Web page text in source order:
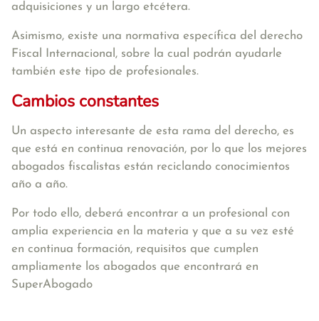
adquisiciones y un largo etcétera.
Asimismo, existe una normativa específica del derecho
Fiscal Internacional, sobre la cual podrán ayudarle
también este tipo de profesionales.
Cambios constantes
Un aspecto interesante de esta rama del derecho, es
que está en continua renovación, por lo que los mejores
abogados fiscalistas están reciclando conocimientos
año a año.
Por todo ello, deberá encontrar a un profesional con
amplia experiencia en la materia y que a su vez esté
en continua formación, requisitos que cumplen
ampliamente los abogados que encontrará en
SuperAbogado